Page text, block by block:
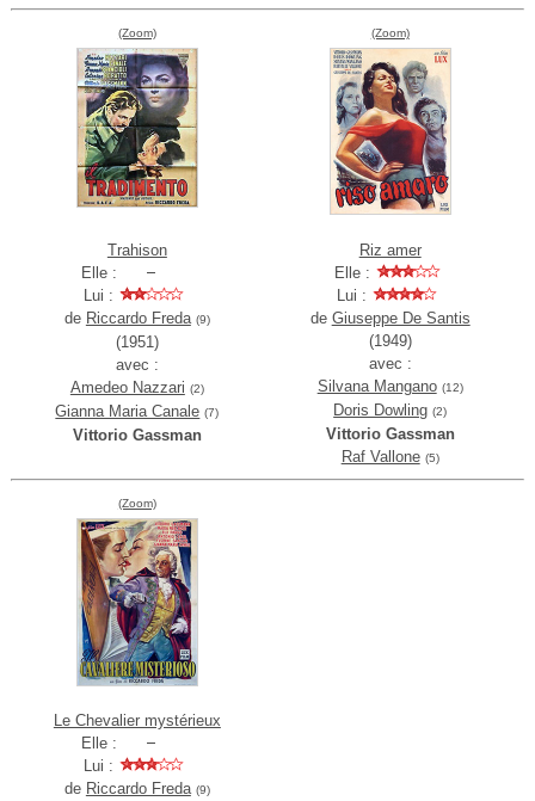
(Zoom)
Trahison
Elle :
Lui :
de Riccardo Freda (9)
(1951)
avec :
Amedeo Nazzari (2)
Gianna Maria Canale (7)
Vittorio Gassman
(Zoom)
Riz amer
Elle :
Lui :
de Giuseppe De Santis
(1949)
avec :
Silvana Mangano (12)
Doris Dowling (2)
Vittorio Gassman
Raf Vallone (5)
(Zoom)
Le Chevalier mystérieux
Elle :
Lui :
de Riccardo Freda (9)